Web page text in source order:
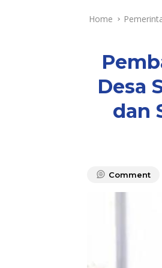
Home
Desa
dan
Comment